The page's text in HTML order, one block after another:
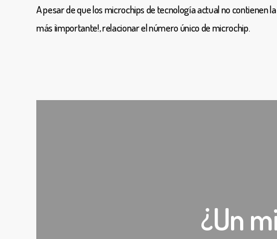
A pesar de que los microchips de tecnología actual no contienen
más ¡importante!, relacionar el número único de microchip.
¿Un